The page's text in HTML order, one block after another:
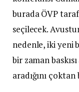
burada ÖVP
seçilecek.
nedenle, iki yeni
bir zaman
aradığını